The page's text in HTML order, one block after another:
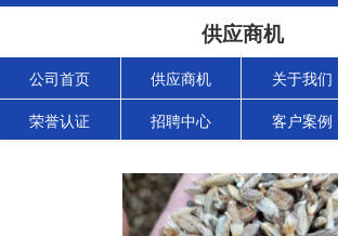
供应商机
公司首页 供应商机 关于我们
荣誉认证 招聘中心 客户案例